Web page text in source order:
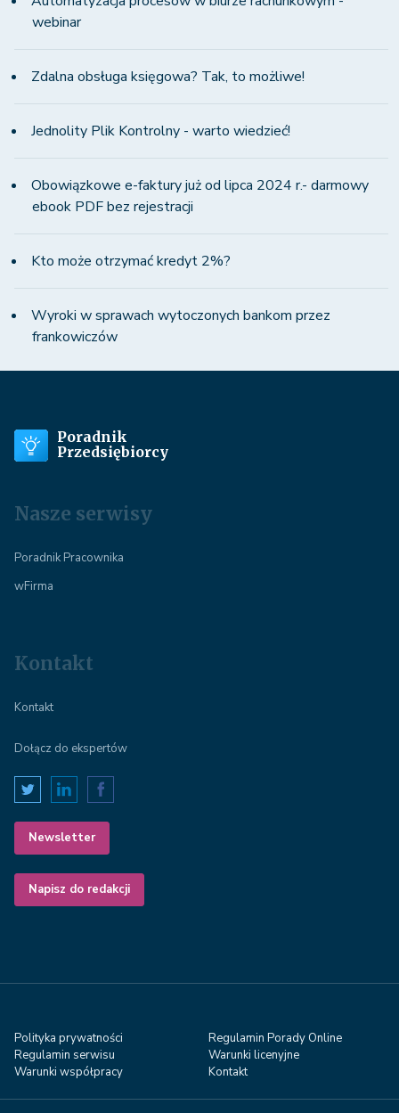
webinar
Zdalna obsługa księgowa? Tak, to możliwe!
Jednolity Plik Kontrolny - warto wiedzieć!
Obowiązkowe e-faktury już od lipca 2024 r.- darmowy
ebook PDF bez rejestracji
Kto może otrzymać kredyt 2%?
Wyroki w sprawach wytoczonych bankom przez
frankowiczów
Poradnik
Przedsiębiorcy
Nasze serwisy
Poradnik Pracownika
wFirma
Kontakt
Kontakt
Dołącz do ekspertów
Newsletter
Napisz do redakcji
Polityka prywatności
Regulamin Porady Online
Regulamin serwisu
Warunki licenyjne
Warunki współpracy
Kontakt